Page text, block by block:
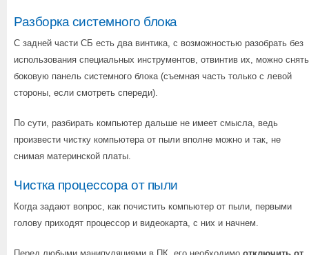
Разборка системного блока
С задней части СБ есть два винтика, с возможностью разобрать без
использования специальных инструментов, отвинтив их, можно снять
боковую панель системного блока (съемная часть только с левой
стороны, если смотреть спереди).
По сути, разбирать компьютер дальше не имеет смысла, ведь
произвести чистку компьютера от пыли вполне можно и так, не
снимая материнской платы.
Чистка процессора от пыли
Когда задают вопрос, как почистить компьютер от пыли, первыми
голову приходят процессор и видеокарта, с них и начнем.